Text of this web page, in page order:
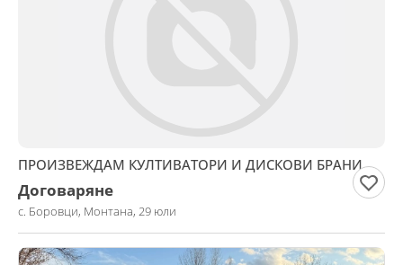
ПРОИЗВЕЖДАМ КУЛТИВАТОРИ И ДИСКОВИ БРАНИ
Договаряне
с. Боровци, Монтана, 29 юли